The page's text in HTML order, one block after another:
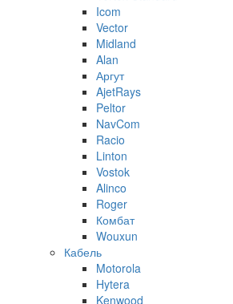
Icom
Vector
Midland
Alan
Аргут
AjetRays
Peltor
NavCom
Racio
Linton
Vostok
Alinco
Roger
Комбат
Wouxun
Кабель
Motorola
Hytera
Kenwood